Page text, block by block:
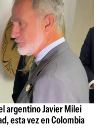
argentino Javier Milei
esta vez en Colombia